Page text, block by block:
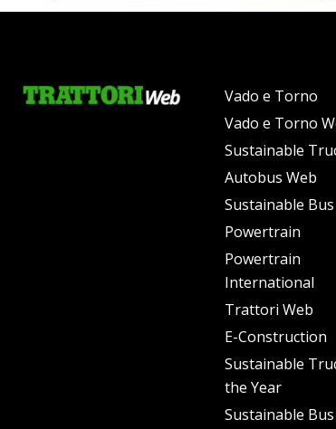
Vado e Torno
Vado e Torno
Sustainable
Autobus Web
Sustainable Bus
Powertrain
Powertrain
International
Trattori Web
E-Construction
Sustainable
the Year
Sustainable